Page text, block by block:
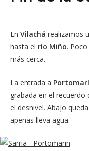
En Vilachá realizamos
hasta el río Miño.
más cerca.
La entrada a
grabada en el
el desnivel. Abajo
apenas lleva agua.